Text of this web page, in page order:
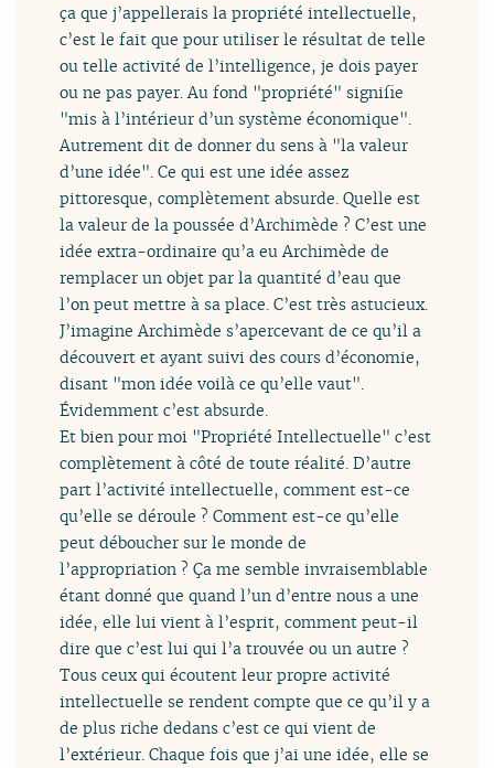
ça que j’appellerais la propriété intellectuelle,
c’est le fait que pour utiliser le résultat de telle
ou telle activité de l’intelligence, je dois payer
ou ne pas payer. Au fond "propriété" signifie
"mis à l’intérieur d’un système économique".
Autrement dit de donner du sens à "la valeur
d’une idée". Ce qui est une idée assez
pittoresque, complètement absurde. Quelle est
la valeur de la poussée d’Archimède ? C’est une
idée extra-ordinaire qu’a eu Archimède de
remplacer un objet par la quantité d’eau que
l’on peut mettre à sa place. C’est très astucieux.
J’imagine Archimède s’apercevant de ce qu’il a
découvert et ayant suivi des cours d’économie,
disant "mon idée voilà ce qu’elle vaut".
Évidemment c’est absurde.
Et bien pour moi "Propriété Intellectuelle" c’est
complètement à côté de toute réalité. D’autre
part l’activité intellectuelle, comment est-ce
qu’elle se déroule ? Comment est-ce qu’elle
peut déboucher sur le monde de
l’appropriation ? Ça me semble invraisemblable
étant donné que quand l’un d’entre nous a une
idée, elle lui vient à l’esprit, comment peut-il
dire que c’est lui qui l’a trouvée ou un autre ?
Tous ceux qui écoutent leur propre activité
intellectuelle se rendent compte que ce qu’il y a
de plus riche dedans c’est ce qui vient de
l’extérieur. Chaque fois que j’ai une idée, elle se